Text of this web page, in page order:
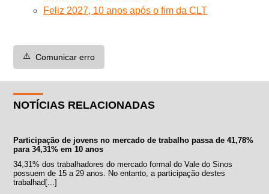
Feliz 2027, 10 anos após o fim da CLT
⚠️ Comunicar erro
NOTÍCIAS RELACIONADAS
Participação de jovens no mercado de trabalho passa de 41,78%
para 34,31% em 10 anos
34,31% dos trabalhadores do mercado formal do Vale do Sinos
possuem de 15 a 29 anos. No entanto, a participação destes
trabalhad[...]